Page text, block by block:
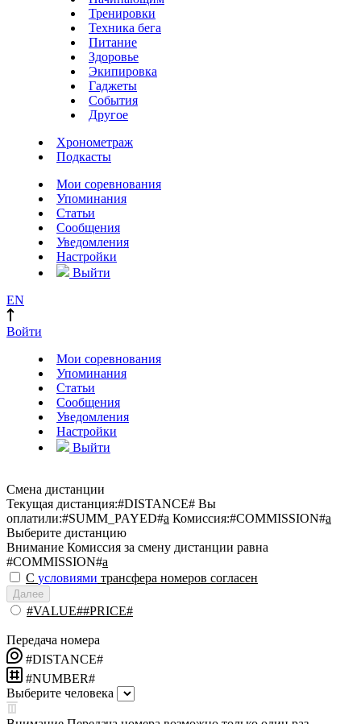
Тренировки
Техника бега
Питание
Здоровье
Экипировка
Гаджеты
События
Другое
Хронометраж
Подкасты
Мои соревнования
Упоминания
Статьи
Сообщения
Уведомления
Настройки
Выйти
EN
Войти
Мои соревнования
Упоминания
Статьи
Сообщения
Уведомления
Настройки
Выйти
Смена дистанции
Текущая дистанция:#DISTANCE# Вы
оплатили:#SUMM_PAYED#a Комиссия:#COMMISSION#a
Выберите дистанцию
Внимание Комиссия за смену дистанции равна
#COMMISSION#a
С условиями трансфера номеров согласен
Далее
#VALUE##PRICE#
Передача номера
#DISTANCE#
#NUMBER#
Выберите человека